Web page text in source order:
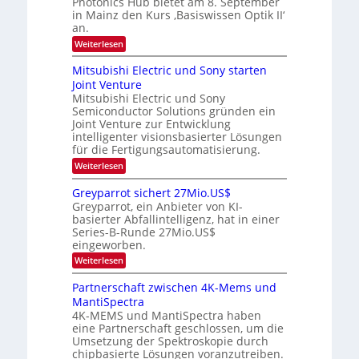
n
s
T
r
e
n
d
s
s
t
u
m
i
m
e
r
s
t
e
n
H
a
l
b
j
a
h
r
-
S
m
i
a
r
E
i
s
a
z
n
i
m
m
t
i
n
d
e
D
A
C
H
-
I
n
d
u
s
t
i
e
z
in Mainz den Kurs ‚Basiswissen Optik II‘
an.
Weiterlesen:
O
p
t
i
k
-
K
u
r
s
v
o
n
P
h
o
t
o
n
i
c
s
H
u
b
Mitsubishi Electric und Sony starten
Joint Venture
Mitsubishi Electric und Sony
Semiconductor Solutions gründen ein
Joint Venture zur Entwicklung
intelligenter visionsbasierter Lösungen
für die Fertigungsautomatisierung.
Weiterlesen:
M
t
s
u
b
i
s
h
i
E
l
t
r
i
Greyparrot sichert 27Mio.US$
Greyparrot, ein Anbieter von KI-
basierter Abfallintelligenz, hat in einer
Series-B-Runde 27Mio.US$
eingeworben.
Weiterlesen:
G
r
e
y
p
a
r
r
Partnerschaft zwischen 4K-Mems und
MantiSpectra
4K-MEMS und MantiSpectra haben
eine Partnerschaft geschlossen, um die
Umsetzung der Spektroskopie durch
chipbasierte Lösungen voranzutreiben.